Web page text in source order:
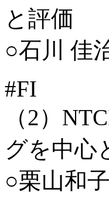
と評価
○石川 佳
#FI
（2）
グを中心
○栗山和